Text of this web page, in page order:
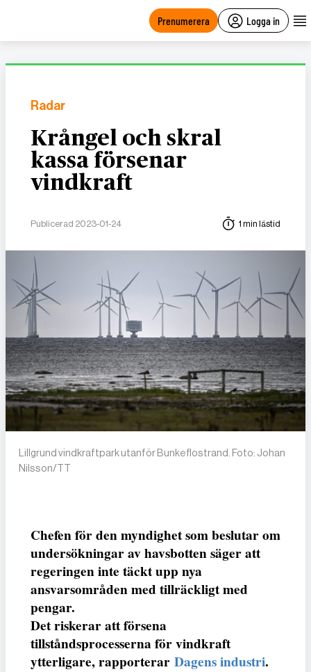
Prenumerera Logga in
Radar
Krångel och skral
kassa försenar
vindkraft
Publicerad 2023-01-24 1 min lästid
Lillgrund vindkraftpark utanför Bunkeflostrand. Foto: Johan
Nilsson/TT
Chefen för den myndighet som beslutar om
undersökningar av havsbotten säger att
regeringen inte täckt upp nya
ansvarsområden med tillräckligt med
pengar.
Det riskerar att försena
tillståndsprocesserna för vindkraft
ytterligare, rapporterar Dagens industri.